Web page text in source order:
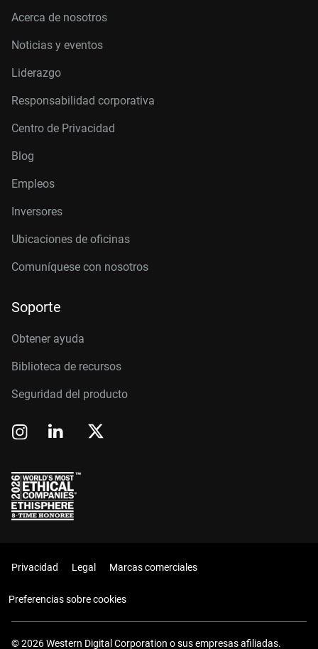
Acerca de nosotros
Noticias y eventos
Liderazgo
Responsabilidad corporativa
Centro de Privacidad
Blog
Empleos
Inversores
Ubicaciones de oficinas
Comuníquese con nosotros
Soporte
Obtener ayuda
Biblioteca de recursos
Seguridad del producto
Privacidad Legal Marcas comerciales
Preferencias sobre cookies
© 2026 Western Digital Corporation o sus empresas afiliadas.